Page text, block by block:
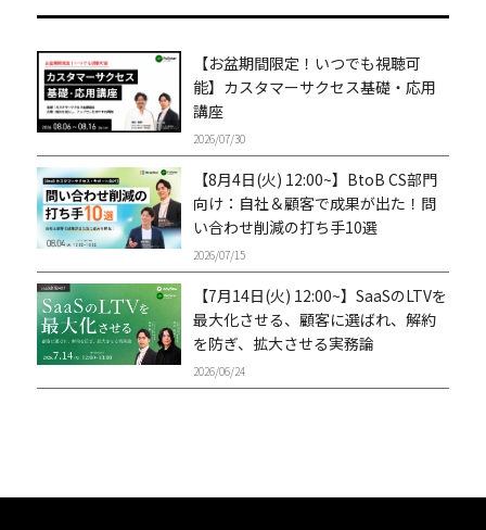
【お盆期間限定！いつでも視聴可
能】カスタマーサクセス基礎・応用
講座
2026/07/30
【8月4日(火) 12:00~】BtoB CS部門
向け：自社＆顧客で成果が出た！問
い合わせ削減の打ち手10選
2026/07/15
【7月14日(火) 12:00~】SaaSのLTVを
最大化させる、顧客に選ばれ、解約
を防ぎ、拡大させる実務論
2026/06/24